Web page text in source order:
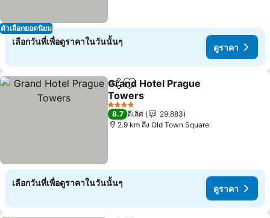
ตัวเลือกยอดนิยม
เลือกวันที่เพื่อดูราคาในวันนั้นๆ
ดูราคา
แชร์ เพิ่มในรายการโปรด
Grand Hotel Prague
Towers
4 ดาว
8.7 ดีเลิศ
29,883
2.9 km ถึง Old Town Square
เลือกวันที่เพื่อดูราคาในวันนั้นๆ
ดูราคา